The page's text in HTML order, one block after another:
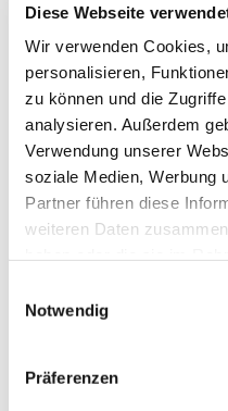
Diese Webseite
Wir verwenden Cookies,
personalisieren,
zu können und die
analysieren. Außerdem
Verwendung unserer
soziale Medien, Werbung
Partner führen diese
weiteren Daten
Notwendig
Präferenzen
Dienstag, 5.
Uhr
Paul-Gerhardt-
Heino Pietschmann